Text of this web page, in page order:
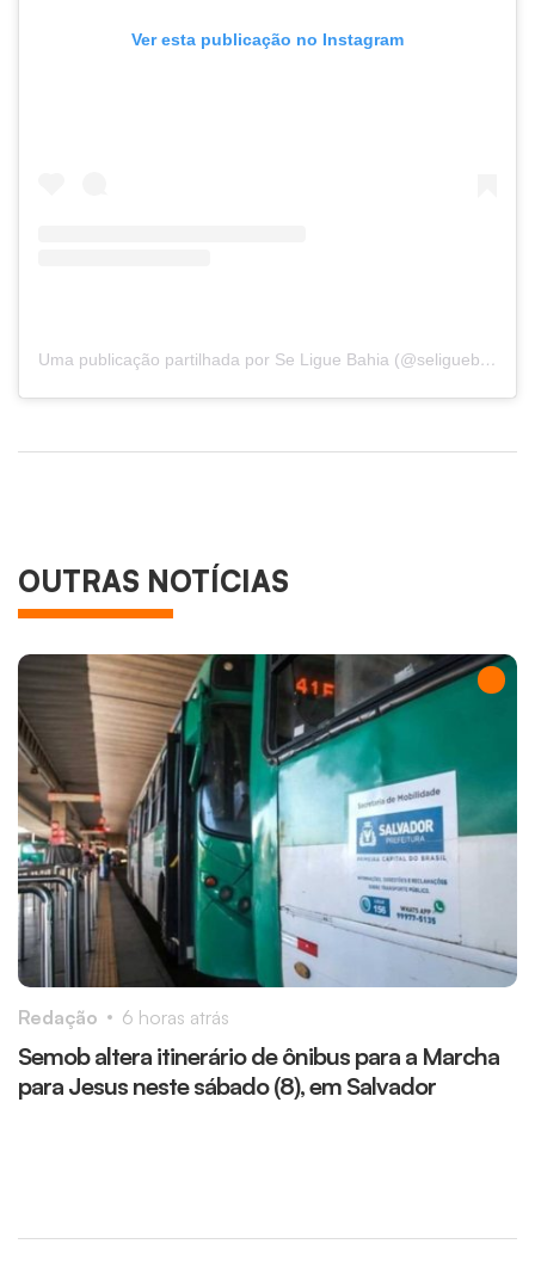
Ver esta publicação no Instagram
Uma publicação partilhada por Se Ligue Bahia (@seliguebahia)
OUTRAS NOTÍCIAS
Semob altera itinerário de ônibus para a Marcha
para Jesus neste sábado (8), em Salvador
Redação 6 horas atrás